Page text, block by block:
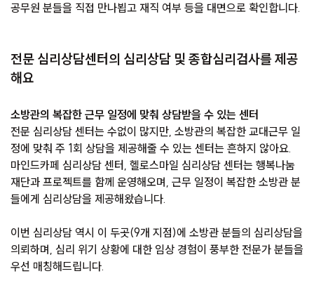
공무원 분들을 직접 만나뵙고 재직 여부 등을 대면으로 확인합니다.
전문 심리상담센터의 심리상담 및 종합심리검사를 제공
해요
소방관의 복잡한 근무 일정에 맞춰 상담받을 수 있는 센터
전문 심리상담 센터는 수없이 많지만, 소방관의 복잡한 교대근무 일
정에 맞춰 주 1회 상담을 제공해줄 수 있는 센터는 흔하지 않아요.
마인드카페 심리상담 센터, 헬로스마일 심리상담 센터는 행복나눔
재단과 프로젝트를 함께 운영해오며, 근무 일정이 복잡한 소방관 분
들에게 심리상담을 제공해왔습니다.
이번 심리상담 역시 이 두곳(9개 지점)에 소방관 분들의 심리상담을
의뢰하며, 심리 위기 상황에 대한 임상 경험이 풍부한 전문가 분들을
우선 매칭해드립니다.